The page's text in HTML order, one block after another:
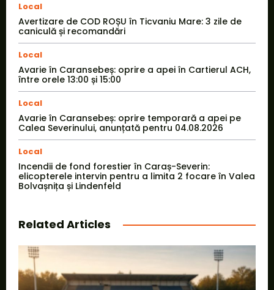
Local
Avertizare de COD ROȘU în Ticvaniu Mare: 3 zile de
caniculă și recomandări
Local
Avarie în Caransebeș: oprire a apei în Cartierul ACH,
între orele 13:00 și 15:00
Local
Avarie în Caransebeș: oprire temporară a apei pe
Calea Severinului, anunțată pentru 04.08.2026
Local
Incendii de fond forestier în Caraș-Severin:
elicopterele intervin pentru a limita 2 focare în Valea
Bolvașnița și Lindenfeld
Related Articles